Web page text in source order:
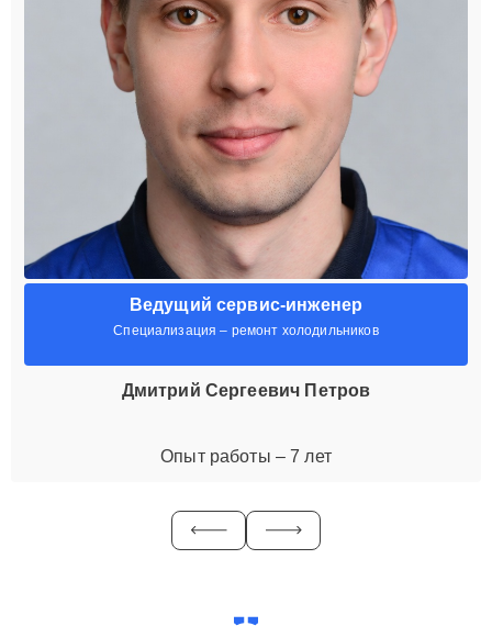
Ведущий сервис-инженер
Специализация – ремонт холодильников
Дмитрий Сергеевич Петров
Опыт работы – 7 лет